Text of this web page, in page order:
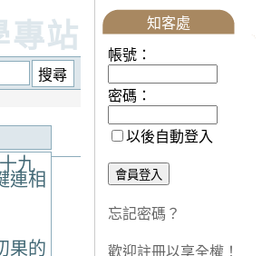
專站
九
連相
果的
知客處
帳號：
密碼：
以後自動登入
忘記密碼？
歡迎註冊以享全權！